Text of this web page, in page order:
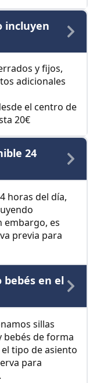
incluyen
y fijos,
adicionales
el centro de
20€
24
horas del día,
embargo, es
previa para
bebés en el
sillas
bebés de forma
tipo de asiento
para